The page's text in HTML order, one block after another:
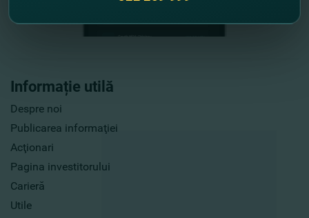
Informație utilă
Despre noi
Publicarea informaţiei
Acţionari
Pagina investitorului
Carieră
Utile